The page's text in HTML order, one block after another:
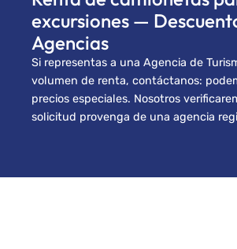
excursiones —
Agencias
Si representas a una Agencia de
volumen de renta, contáctanos:
precios especiales. Nosotros
solicitud provenga de una agencia